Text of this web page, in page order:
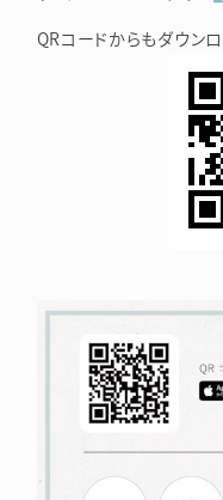
QRコードからもダウン